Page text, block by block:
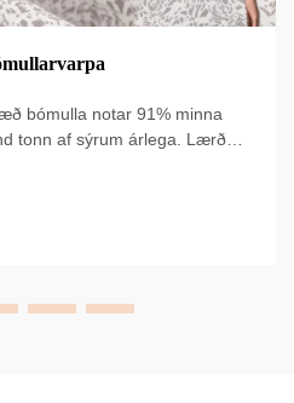
bómulla notar 91% minna
tonn af sýrum árlega. Lærðu
í dag.